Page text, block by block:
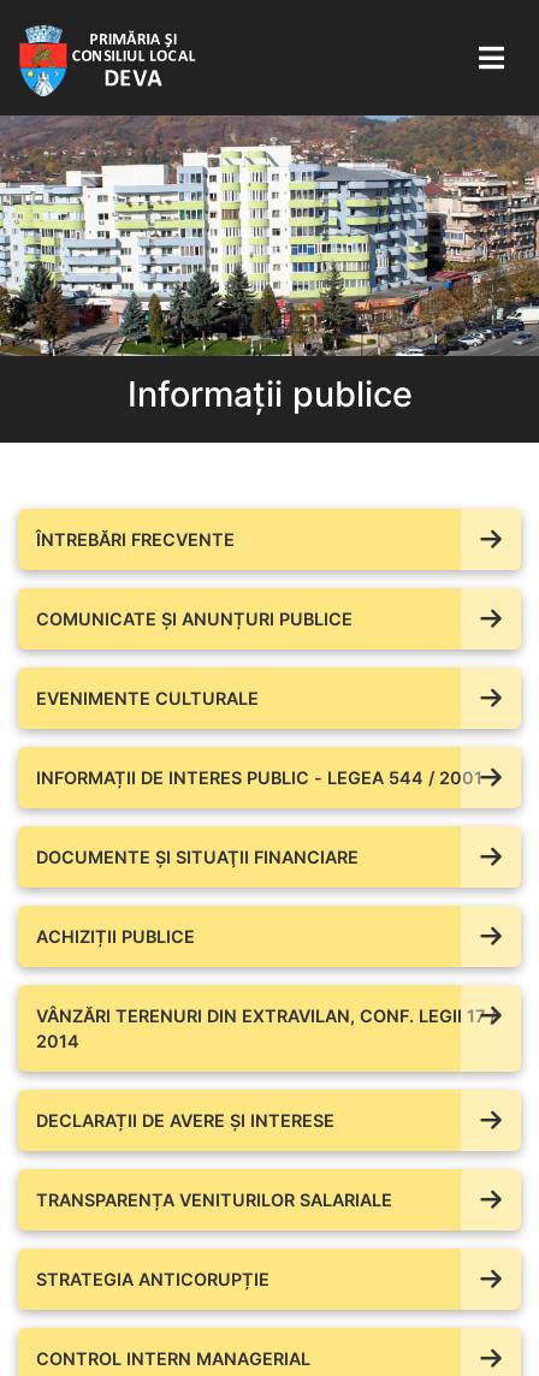
Informații publice
ÎNTREBĂRI FRECVENTE
COMUNICATE ŞI ANUNȚURI PUBLICE
EVENIMENTE CULTURALE
INFORMAȚII DE INTERES PUBLIC - LEGEA 544 / 2001
DOCUMENTE ŞI SITUAŢII FINANCIARE
ACHIZIȚII PUBLICE
VÂNZĂRI TERENURI DIN EXTRAVILAN, CONF. LEGII 17 /
2014
DECLARAȚII DE AVERE ŞI INTERESE
TRANSPARENȚA VENITURILOR SALARIALE
STRATEGIA ANTICORUPȚIE
CONTROL INTERN MANAGERIAL